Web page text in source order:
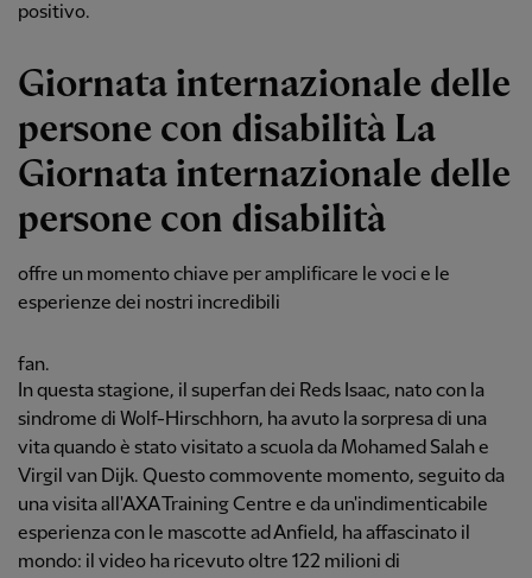
positivo.
Giornata internazionale delle
persone con disabilità La
Giornata internazionale delle
persone con disabilità
offre un momento chiave per amplificare le voci e le
esperienze dei nostri incredibili
fan.
In questa stagione, il superfan dei Reds Isaac, nato con la
sindrome di Wolf-Hirschhorn, ha avuto la sorpresa di una
vita quando è stato visitato a scuola da Mohamed Salah e
Virgil van Dijk. Questo commovente momento, seguito da
una visita all'AXA Training Centre e da un'indimenticabile
esperienza con le mascotte ad Anfield, ha affascinato il
mondo: il video ha ricevuto oltre 122 milioni di